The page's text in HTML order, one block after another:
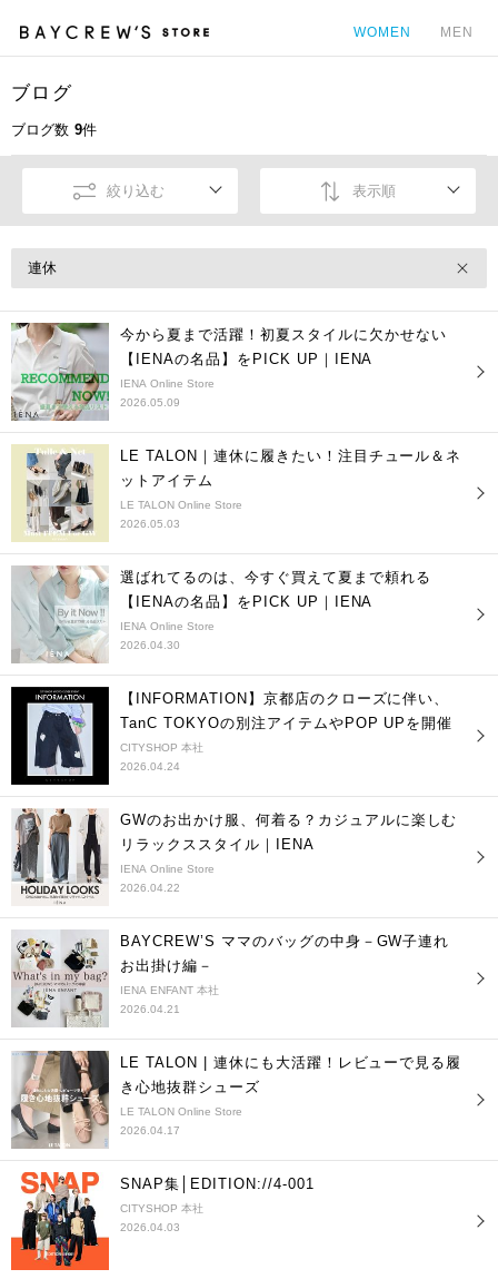
WOMEN MEN
ブログ
ブログ数 9件
絞り込む 表示順
連休
今から夏まで活躍！初夏スタイルに欠かせない
【IENAの名品】をPICK UP｜IENA
IENA Online Store
2026.05.09
LE TALON｜連休に履きたい！注目チュール＆ネ
ットアイテム
LE TALON Online Store
2026.05.03
選ばれてるのは、今すぐ買えて夏まで頼れる
【IENAの名品】をPICK UP｜IENA
IENA Online Store
2026.04.30
【INFORMATION】京都店のクローズに伴い、
TanC TOKYOの別注アイテムやPOP UPを開催
CITYSHOP 本社
2026.04.24
GWのお出かけ服、何着る？カジュアルに楽しむ
リラックススタイル｜IENA
IENA Online Store
2026.04.22
BAYCREW’S ママのバッグの中身－GW子連れ
お出掛け編－
IENA ENFANT 本社
2026.04.21
LE TALON | 連休にも大活躍！レビューで見る履
き心地抜群シューズ
LE TALON Online Store
2026.04.17
SNAP集│EDITION://4-001
CITYSHOP 本社
2026.04.03